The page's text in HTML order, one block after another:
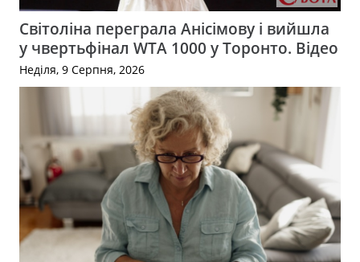
Світоліна переграла Анісімову і вийшла
у чвертьфінал WTA 1000 у Торонто. Відео
Неділя, 9 Серпня, 2026